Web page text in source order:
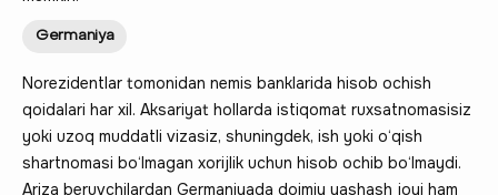
Germaniya
Norezidentlar tomonidan nemis banklarida hisob ochish
qoidalari har xil. Aksariyat hollarda istiqomat ruxsatnomasisiz
yoki uzoq muddatli vizasiz, shuningdek, ish yoki o‘qish
shartnomasi bo‘lmagan xorijlik uchun hisob ochib bo‘lmaydi.
Ariza beruvchilardan Germaniyada doimiy yashash joyi ham